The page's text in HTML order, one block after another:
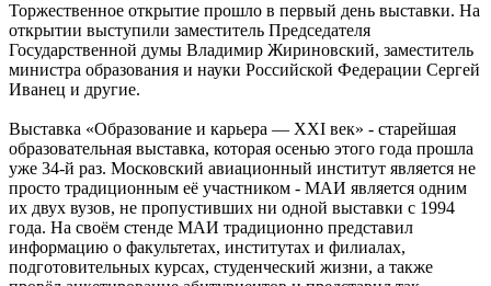
Торжественное открытие прошло в первый день выставки. На
открытии выступили заместитель Председателя
Государственной думы Владимир Жириновский, заместитель
министра образования и науки Российской Федерации Сергей
Иванец и другие.
Выставка «Образование и карьера — XXI век» - старейшая
образовательная выставка, которая осенью этого года прошла
уже 34-й раз. Московский авиационный институт является не
просто традиционным её участником - МАИ является одним
их двух вузов, не пропустивших ни одной выставки с 1994
года. На своём стенде МАИ традиционно представил
информацию о факультетах, институтах и филиалах,
подготовительных курсах, студенческий жизни, а также